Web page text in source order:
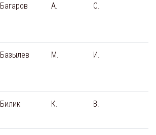
Багаров А. С.
Базылев М. И.
Билик К. В.